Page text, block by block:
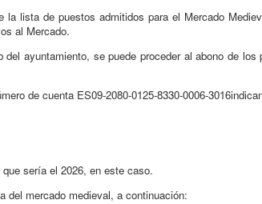
la lista de puestos admitidos para el Mercado
al Mercado.
ayuntamiento, se puede proceder al abono de
de cuenta ES09-2080-0125-8330-0006-
sería el 2026, en este caso.
del mercado medieval, a continuación: